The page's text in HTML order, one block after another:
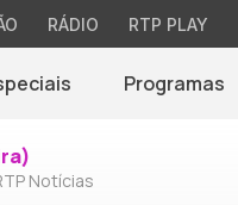
RÁDIO RTP PLAY
Programas
Notícias